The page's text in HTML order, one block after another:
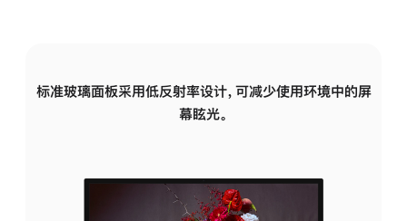
标准玻璃面板采用低反射率设计，可减少使用环境中的屏
幕眩光。